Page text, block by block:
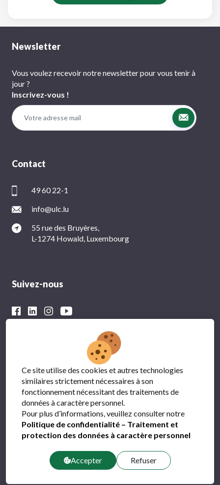
Newsletter
Vous voulez recevoir notre newsletter pour vous tenir à
jour ?
Inscrivez-vous !
Contact
49 60 22-1
info@ulc.lu
55 rue des Bruyères,
L-1274 Howald, Luxembourg
Suivez-nous
Avec le soutien financier du
FAQ
Contact
Ce site utilise des cookies et autres technologies
similaires strictement nécessaires à son
fonctionnement nécessitant des traitements de
données à caractère personnel.
Pour plus d’informations, veuillez consulter notre
Politique de confidentialité – Traitement et
protection des données à caractère personnel
Accepter Refuser